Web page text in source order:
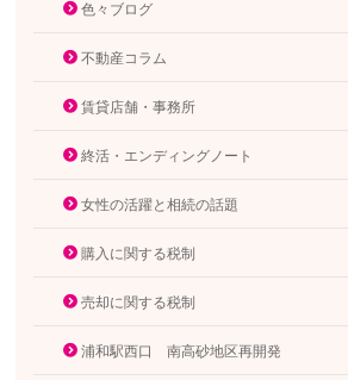
色々ブログ
不動産コラム
賃貸店舗・事務所
終活・エンディングノート
女性の活躍と相続の話題
購入に関する税制
売却に関する税制
浦和駅西口 南高砂地区再開発